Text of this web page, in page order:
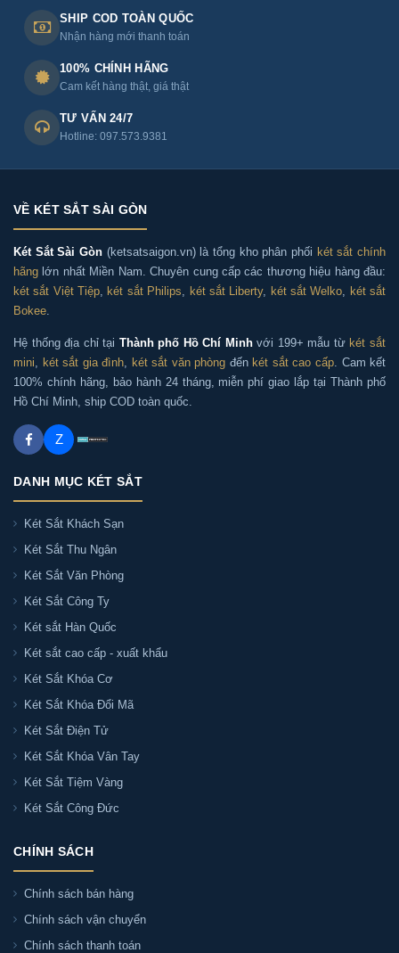
SHIP COD TOÀN QUỐC
Nhận hàng mới thanh toán
100% CHÍNH HÃNG
Cam kết hàng thật, giá thật
TƯ VẤN 24/7
Hotline: 097.573.9381
VỀ KÉT SẮT SÀI GÒN
Két Sắt Sài Gòn (ketsatsaigon.vn) là tổng kho phân phối két sắt chính
hãng lớn nhất Miền Nam. Chuyên cung cấp các thương hiệu hàng đầu:
két sắt Việt Tiệp, két sắt Philips, két sắt Liberty, két sắt Welko, két sắt
Bokee.
Hệ thống địa chỉ tại Thành phố Hồ Chí Minhvới 199+ mẫu từ két sắt
mini, két sắt gia đình, két sắt văn phòng đến két sắt cao cấp. Cam kết
100% chính hãng, bảo hành 24 tháng, miễn phí giao lắp tại Thành phố
Hồ Chí Minh, ship COD toàn quốc.
Z
DANH MỤC KÉT SẮT
Két Sắt Khách Sạn
Két Sắt Thu Ngân
Két Sắt Văn Phòng
Két Sắt Công Ty
Két sắt Hàn Quốc
Két sắt cao cấp - xuất khẩu
Két Sắt Khóa Cơ
Két Sắt Khóa Đổi Mã
Két Sắt Điện Tử
Két Sắt Khóa Vân Tay
Két Sắt Tiệm Vàng
Két Sắt Công Đức
CHÍNH SÁCH
Chính sách bán hàng
Chính sách vận chuyển
Chính sách thanh toán